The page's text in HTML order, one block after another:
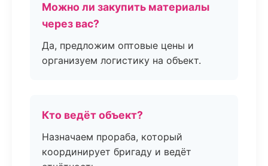
Можно ли закупить материалы
через вас?
Да, предложим оптовые цены и
организуем логистику на объект.
Кто ведёт объект?
Назначаем прораба, который
координирует бригаду и ведёт